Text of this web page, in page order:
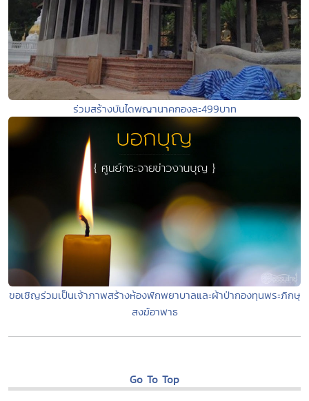
ร่วมสร้างบันไดพญานาคกองละ499บาท
ขอเชิญร่วมเป็นเจ้าภาพสร้างห้องพักพยาบาลและผ้าป่ากองทุนพระภิกษุ
สงฆ์อาพาธ
Go To Top